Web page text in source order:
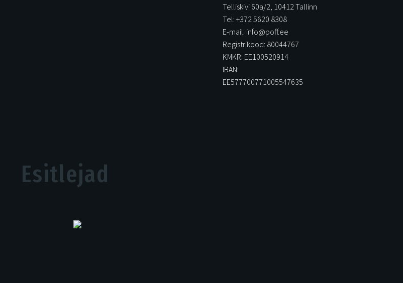
Telliskivi 60a/2, 10412 Tallinn
Tel: +372 5620 8308
E-mail: info@poff.ee
Registrikood: 80044767
KMKR: EE100520914
IBAN:
EE577700771005547635
Esitlejad